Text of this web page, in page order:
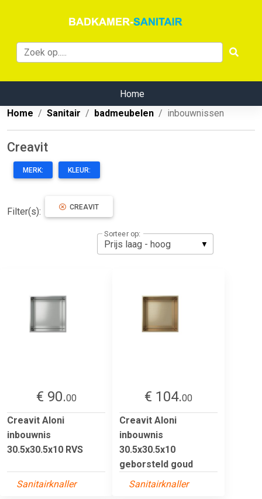
Home
Home
Sanitair badmeubelen inbouwnissen
Creavit
MERK: KLEUR:
Filter(s): CREAVIT
Sorteer op:
€ 90.00
Creavit Aloni
inbouwnis
30.5x30.5x10 RVS
Sanitairknaller
€ 104.00
Creavit Aloni
inbouwnis
30.5x30.5x10
geborsteld goud
Sanitairknaller